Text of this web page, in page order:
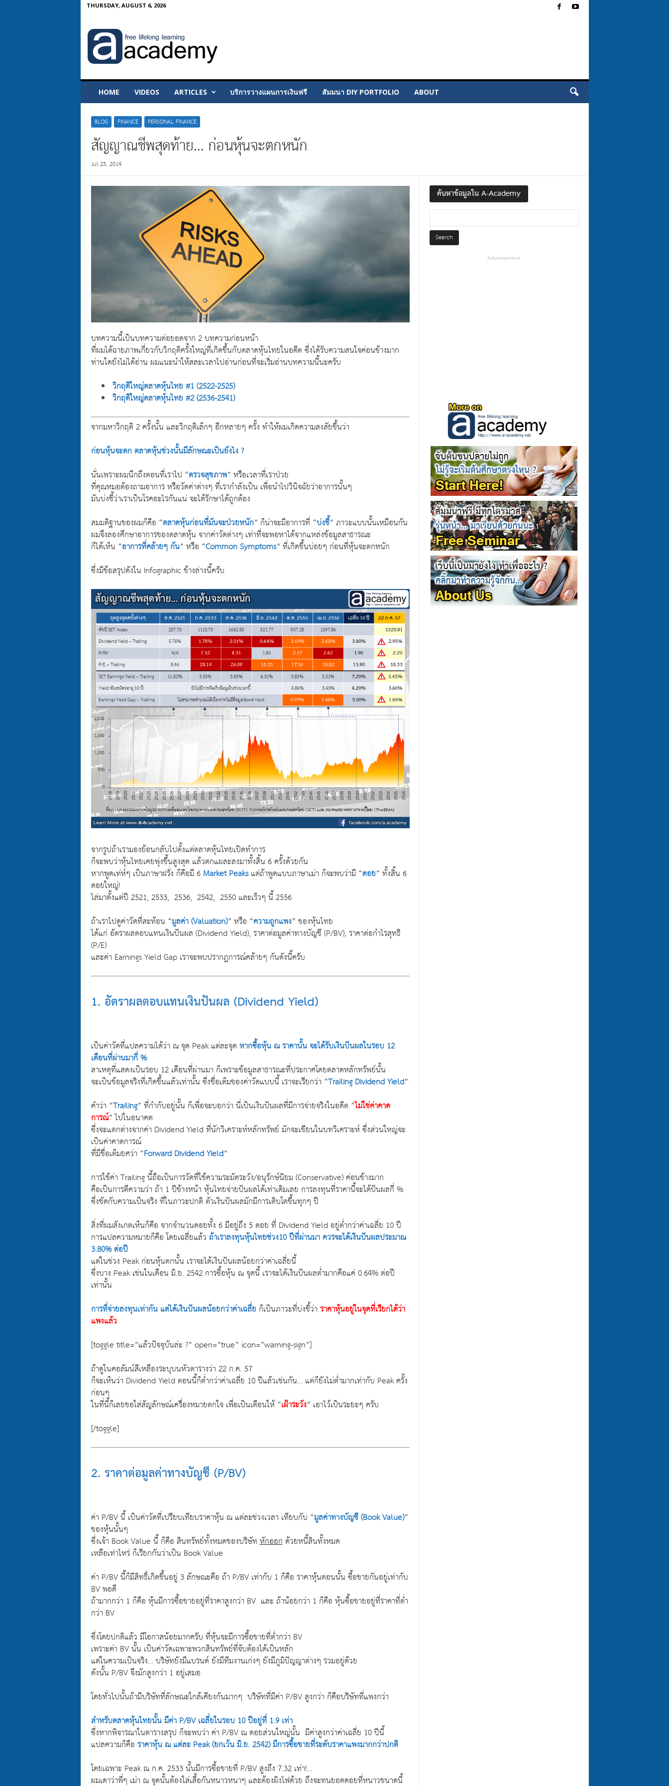
THURSDAY, AUGUST 6, 2026
d
e
y
HOME VIDEOS ARTICLES บริการวางแผนการเงินฟรี สัมมนา DIY PORTFOLIO ABOUT
BLOG FINANCE PERSONAL FINANCE
สัญญาณชีพสุดท้าย… ก่อนหุ้นจะตกหนัก
Jul 25, 2014
บทความนี้เป็นบทความต่อยอดจาก 2 บทความก่อนหน้า
ที่ผมได้ฉายภาพเกี่ยวกับวิกฤติครั้งใหญ่ที่เกิดขึ้นกับตลาดหุ้นไทยในอดีต ซึ่งได้รับความสนใจค่อนข้างมาก
ท่านใดยังไม่ได้อ่าน ผมแนะนำให้สละเวลาไปอ่านก่อนที่จะเริ่มอ่านบทความนี้นะครับ
วิกฤติใหญ่ตลาดหุ้นไทย #1 (2522-2525)
วิกฤติใหญ่ตลาดหุ้นไทย #2 (2536-2541)
จากมหาวิกฤติ 2 ครั้งนั้น และวิกฤติเล็กๆ อีกหลายๆ ครั้ง ทำให้ผมเกิดความสงสัยขึ้นว่า
ก่อนหุ้นจะตก ตลาดหุ้นช่วงนั้นมีลักษณะเป็นยังไง ?
นั่นเพราะผมนึกถึงตอนที่เราไป “ตรวจสุขภาพ” หรือเวลาที่เราป่วย
ที่คุณหมอต้องถามอาการ หรือวัดค่าต่างๆ ที่เรากำลังเป็น เพื่อนำไปวินิจฉัยว่าอาการนั้นๆ
มันบ่งชี้ว่าเราเป็นโรคอะไรกันแน่ จะได้รักษาได้ถูกต้อง
สมมติฐานของผมก็คือ “ตลาดหุ้นก่อนที่มันจะป่วยหนัก” ก็น่าจะมีอาการที่ “บ่งชี้” ภาวะแบบนั้นเหมือนกัน
ผมจึงลองศึกษาอาการของตลาดหุ้น จากค่าวัดต่างๆ เท่าที่จะพอหาได้จากแหล่งข้อมูลสาธารณะ
ก็ได้เห็น “อาการที่คล้ายๆ กัน” หรือ “Common Symptoms” ที่เกิดขึ้นบ่อยๆ ก่อนที่หุ้นจะตกหนัก
ซึ่งมีข้อสรุปดังใน Infographic ข้างล่างนี้ครับ
จากรูปถ้าเรามองย้อนกลับไปตั้งแต่ตลาดหุ้นไทยเปิดทำการ
ก็จะพบว่าหุ้นไทยเคยพุ่งขึ้นสูงสุด แล้วตกแผละลงมาทั้งสิ้น 6 ครั้งด้วยกัน
หากพูดเท่ห์ๆ เป็นภาษาฝรั่ง ก็คือมี 6 Market Peaks แต่ถ้าพูดแบบภาษาเม่า ก็จะพบว่ามี “ดอย” ทั้งสิ้น 6
ดอยใหญ่!
ไล่มาตั้งแต่ปี 2521, 2533, 2536, 2542, 2550 และเร็วๆ นี้ 2556
ถ้าเราไปดูค่าวัดที่สะท้อน “มูลค่า (Valuation)” หรือ “ความถูกแพง” ของหุ้นไทย
ได้แก่ อัตราผลตอบแทนเงินปันผล (Dividend Yield), ราคาต่อมูลค่าทางบัญชี (P/BV), ราคาต่อกำไรสุทธิ
(P/E)
และค่า Earnings Yield Gap เราจะพบปรากฎการณ์คล้ายๆ กันดังนี้ครับ
1. อัตราผลตอบแทนเงินปันผล (Dividend Yield)
เป็นค่าวัดที่แปลความได้ว่า ณ จุด Peak แต่ละจุด หากซื้อหุ้น ณ ราคานั้น จะได้รับเงินปันผลในรอบ 12
เดือนที่ผ่านมากี่ %
สาเหตุที่แสดงเป็นรอบ 12 เดือนที่ผ่านมา ก็เพราะข้อมูลสาธารณะที่ประกาศโดยตลาดหลักทรัพย์นั้น
จะเป็นข้อมูลจริงที่เกิดขึ้นแล้วเท่านั้น ซึ่งชื่อเต็มของค่าวัดแบบนี้ เราจะเรียกว่า “Trailing Dividend Yield”
คำว่า “Trailing” ที่กำกับอยู่นั้น ก็เพื่อจะบอกว่า นี่เป็นเงินปันผลที่มีการจ่ายจริงในอดีต “ไม่ใช่ค่าคาด
การณ์” ไปในอนาคต
ซึ่งจะแตกต่างจากค่า Dividend Yield ที่นักวิเคราะห์หลักทรัพย์ มักจะเขียนในบทวิเคราะห์ ซึ่งส่วนใหญ่จะ
เป็นค่าคาดการณ์
ที่มีชื่อเต็มยศว่า “Forward Dividend Yield”
การใช้ค่า Trailing นี้ถือเป็นการวัดที่ใช้ความระมัดระวัง/อนุรักษ์นิยม (Conservative) ค่อนข้างมาก
คือเป็นการตีความว่า ถ้า 1 ปีข้างหน้า หุ้นไทยจ่ายปันผลได้เท่าเดิมเลย การลงทุนที่ราคานี้จะได้ปันผลกี่ %
ซึ่งขัดกับความเป็นจริง ที่ในภาวะปกติ ตัวเงินปันผลมักมีการเติบโตขึ้นทุกๆ ปี
สิ่งที่ผมสังเกตเห็นก็คือ จากจำนวนดอยทั้ง 6 มีอยู่ถึง 5 ดอย ที่ Dividend Yield อยู่ต่ำกว่าค่าเฉลี่ย 10 ปี
การแปลความหมายก็คือ โดยเฉลี่ยแล้ว ถ้าเราลงทุนหุ้นไทยช่วง10 ปีที่ผ่านมา ควรจะได้เงินปันผลประมาณ
3.80% ต่อปี
แต่ในช่วง Peak ก่อนหุ้นตกนั้น เราจะได้เงินปันผลน้อยกว่าค่าเฉลี่ยนี้
ซึ่งบาง Peak เช่นในเดือน มิ.ย. 2542 การซื้อหุ้น ณ จุดนี้ เราจะได้เงินปันผลต่ำมากคือแค่ 0.64% ต่อปี
เท่านั้น
การที่จ่ายลงทุนเท่ากัน แต่ได้เงินปันผลน้อยกว่าค่าเฉลี่ย ก็เป็นภาวะที่บ่งชี้ว่า ราคาหุ้นอยู่ในจุดที่เรียกได้ว่า
แพงแล้ว
[toggle title=”แล้วปัจจุบันล่ะ ?” open=”true” icon=”warning-sign”]
ถ้าดูในคอลัมน์สีเหลืองระบุบนหัวตารางว่า 22 ก.ค. 57
ก็จะเห็นว่า Dividend Yield ตอนนี้ก็ต่ำกว่าค่าเฉลี่ย 10 ปีแล้วเช่นกัน… แต่ก็ยังไม่ต่ำมากเท่ากับ Peak ครั้ง
ก่อนๆ
ในที่นี้ก็เลยขอใส่สัญลักษณ์เครื่องหมายตกใจ เพื่อเป็นเตือนให้ “เฝ้าระวัง” เอาไว้เป็นระยะๆ ครับ
[/toggle]
2. ราคาต่อมูลค่าทางบัญชี (P/BV)
ค่า P/BV นี้ เป็นค่าวัดที่เปรียบเทียบราคาหุ้น ณ แต่ละช่วงเวลา เทียบกับ “มูลค่าทางบัญชี (Book Value)”
ของหุ้นนั้นๆ
ซึ่งเจ้า Book Value นี้ ก็คือ สินทรัพย์ทั้งหมดของบริษัทหักออกด้วยหนี้สินทั้งหมด
เหลือเท่าไหร่ ก็เรียกกันว่าเป็น Book Value
ค่า P/BV นี้ก็มีสิทธิ์เกิดขึ้นอยู่ 3 ลักษณะคือ ถ้า P/BV เท่ากับ 1 ก็คือ ราคาหุ้นตอนนั้น ซื้อขายกันอยู่เท่ากับ
BV พอดี
ถ้ามากกว่า 1 ก็คือ หุ้นมีการซื้อขายอยู่ที่ราคาสูงกว่า BV และ ถ้าน้อยกว่า 1 ก็คือ หุ้นซื้อขายอยู่ที่ราคาที่ต่ำ
กว่า BV
ซึ่งโดยปกติแล้ว มีโอกาสน้อยมากครับ ที่หุ้นจะมีการซื้อขายที่ต่ำกว่า BV
เพราะค่า BV นั้น เป็นค่าวัดเฉพาะพวกสินทรัพย์ที่จับต้องได้เป็นหลัก
แต่ในความเป็นจริง… บริษัทยังมีแบรนด์ ยังมีทีมงานเก่งๆ ยังมีภูมิปัญญาต่างๆ รวมอยู่ด้วย
ดังนั้น P/BV จึงมักสูงกว่า 1 อยู่เสมอ
โดยทั่วไปนั้นถ้ามีบริษัทที่ลักษณะใกล้เคียงกันมากๆ บริษัทที่มีค่า P/BV สูงกว่า ก็คือบริษัทที่แพงกว่า
สำหรับตลาดหุ้นไทยนั้น มีค่า P/BV เฉลี่ยในรอบ 10 ปีอยู่ที่ 1.9 เท่า
ซึ่งหากพิจารณาในตารางสรุป ก็จะพบว่า ค่า P/BV ณ ดอยส่วนใหญ่นั้น มีค่าสูงกว่าค่าเฉลี่ย 10 ปีนี้
แปลความก็คือ ราคาหุ้น ณ แต่ละ Peak (ยกเว้น มิ.ย. 2542) มีการซื้อขายที่ระดับราคาแพงมากกว่าปกติ
โดยเฉพาะ Peak ณ ก.ค. 2533 นั้นมีการซื้อขายที่ P/BV สูงถึง 7.32 เท่า!…
ผมเดาว่าพี่ๆ เม่า ณ จุดนั้นต้องใส่เสื้อกันหนาวหนาๆ และต้องผิงไฟด้วย ถึงจะทนยอดดอยที่หนาวขนาดนี้
ค้นหาข้อมูลใน A-Academy
Advertisement